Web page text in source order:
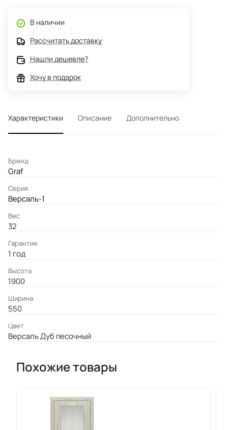
В наличии
Рассчитать доставку
Нашли дешевле?
Хочу в подарок
Характеристики Описание Дополнительно
Бренд
Graf
Серия
Версаль-1
Вес
32
Гарантия
1 год
Высота
1900
Ширина
550
Цвет
Версаль Дуб песочный
Похожие товары